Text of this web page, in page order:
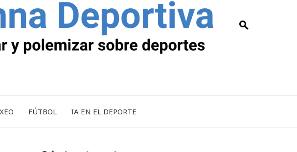
FÚTBOL IA EN EL DEPORTE